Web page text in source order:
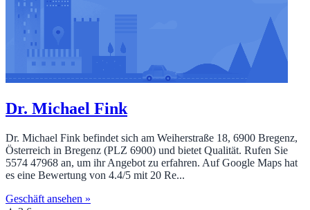
Dr. Michael Fink
Dr. Michael Fink befindet sich am Weiherstraße 18, 6900 Bregenz,
Österreich in Bregenz (PLZ 6900) und bietet Qualität. Rufen Sie
5574 47968 an, um ihr Angebot zu erfahren. Auf Google Maps hat
es eine Bewertung von 4.4/5 mit 20 Re...
Geschäft ansehen »